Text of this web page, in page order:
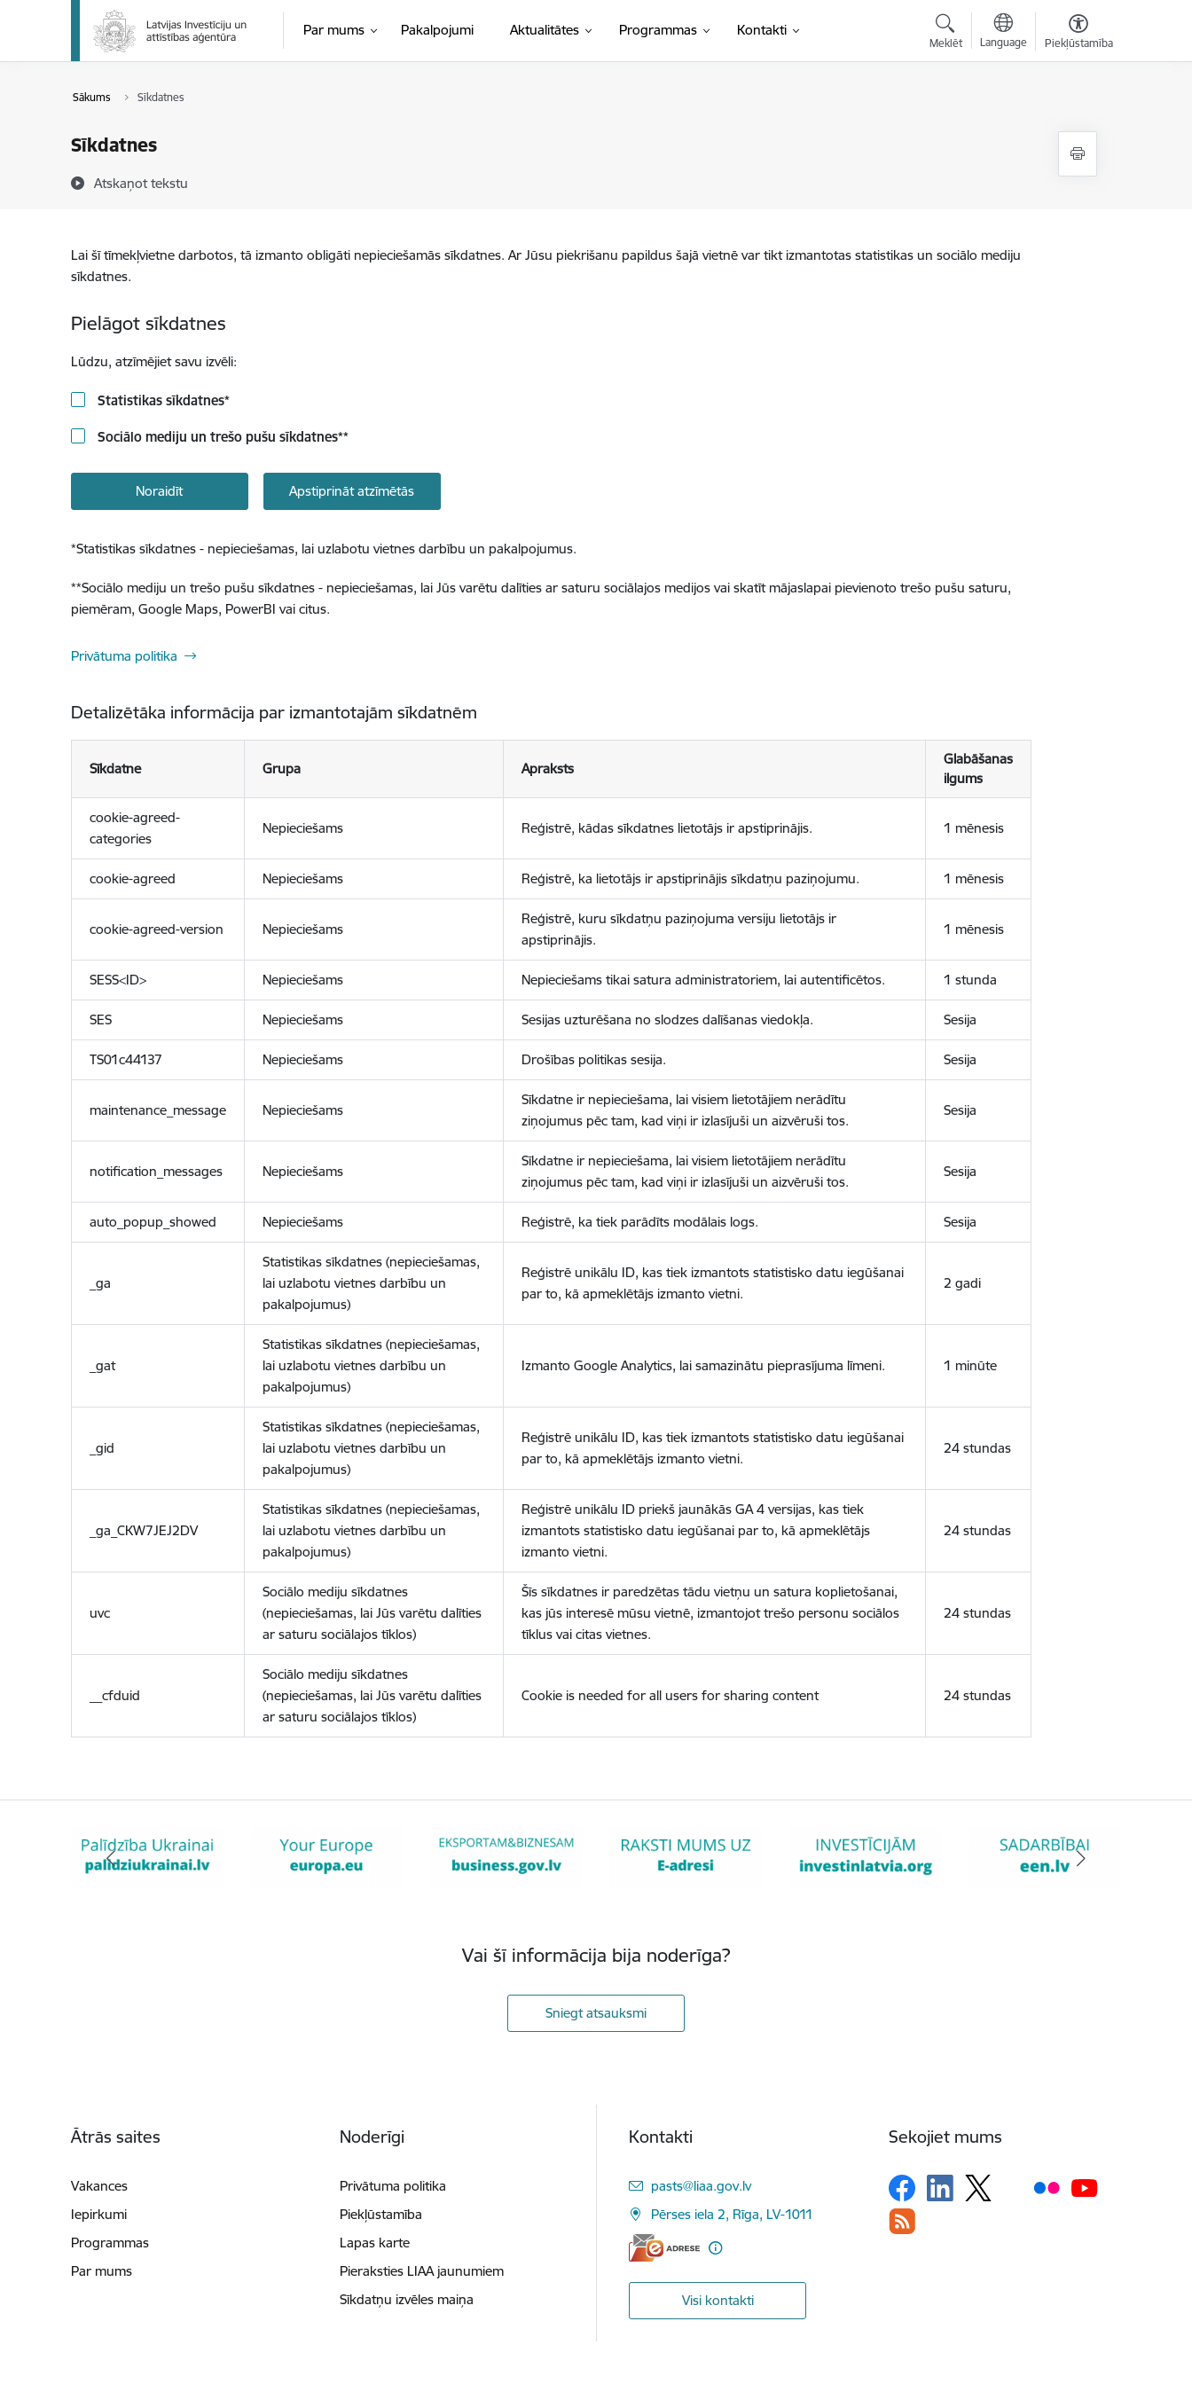
Pāriet uz lapas saturu
Par mums Pakalpojumi Aktualitātes Programmas Kontakti
Meklēt Language Piekļūstamība
Sākums Sīkdatnes
Sīkdatnes
Atskaņot tekstu
Lai šī tīmekļvietne darbotos, tā izmanto obligāti nepieciešamās sīkdatnes. Ar Jūsu piekrišanu papildus šajā vietnē var tikt izmantotas statistikas un sociālo mediju
sīkdatnes.
Pielāgot sīkdatnes
Lūdzu, atzīmējiet savu izvēli:
Statistikas sīkdatnes*
Sociālo mediju un trešo pušu sīkdatnes**
Noraidīt Apstiprināt atzīmētās
*Statistikas sīkdatnes - nepieciešamas, lai uzlabotu vietnes darbību un pakalpojumus.
**Sociālo mediju un trešo pušu sīkdatnes - nepieciešamas, lai Jūs varētu dalīties ar saturu sociālajos medijos vai skatīt mājaslapai pievienoto trešo pušu saturu,
piemēram, Google Maps, PowerBI vai citus.
Privātuma politika
Detalizētāka informācija par izmantotajām sīkdatnēm
Sīkdatne Grupa Apraksts
Glabāšanas
ilgums
cookie-agreed-
categories
Nepieciešams Reģistrē, kādas sīkdatnes lietotājs ir apstiprinājis. 1 mēnesis
cookie-agreed Nepieciešams Reģistrē, ka lietotājs ir apstiprinājis sīkdatņu paziņojumu. 1 mēnesis
cookie-agreed-version Nepieciešams
Reģistrē, kuru sīkdatņu paziņojuma versiju lietotājs ir
apstiprinājis.
1 mēnesis
SESS<ID> Nepieciešams Nepieciešams tikai satura administratoriem, lai autentificētos. 1 stunda
SES Nepieciešams Sesijas uzturēšana no slodzes dalīšanas viedokļa. Sesija
TS01c44137 Nepieciešams Drošības politikas sesija. Sesija
maintenance_message Nepieciešams
Sīkdatne ir nepieciešama, lai visiem lietotājiem nerādītu
ziņojumus pēc tam, kad viņi ir izlasījuši un aizvēruši tos.
Sesija
notification_messages Nepieciešams
Sīkdatne ir nepieciešama, lai visiem lietotājiem nerādītu
ziņojumus pēc tam, kad viņi ir izlasījuši un aizvēruši tos.
Sesija
auto_popup_showed Nepieciešams Reģistrē, ka tiek parādīts modālais logs. Sesija
_ga
Statistikas sīkdatnes (nepieciešamas,
lai uzlabotu vietnes darbību un
pakalpojumus)
Reģistrē unikālu ID, kas tiek izmantots statistisko datu iegūšanai
par to, kā apmeklētājs izmanto vietni.
2 gadi
_gat
Statistikas sīkdatnes (nepieciešamas,
lai uzlabotu vietnes darbību un
pakalpojumus)
Izmanto Google Analytics, lai samazinātu pieprasījuma līmeni. 1 minūte
_gid
Statistikas sīkdatnes (nepieciešamas,
lai uzlabotu vietnes darbību un
pakalpojumus)
Reģistrē unikālu ID, kas tiek izmantots statistisko datu iegūšanai
par to, kā apmeklētājs izmanto vietni.
24 stundas
_ga_CKW7JEJ2DV
Statistikas sīkdatnes (nepieciešamas,
lai uzlabotu vietnes darbību un
pakalpojumus)
Reģistrē unikālu ID priekš jaunākās GA 4 versijas, kas tiek
izmantots statistisko datu iegūšanai par to, kā apmeklētājs
izmanto vietni.
24 stundas
uvc
Sociālo mediju sīkdatnes
(nepieciešamas, lai Jūs varētu dalīties
ar saturu sociālajos tīklos)
Šīs sīkdatnes ir paredzētas tādu vietņu un satura koplietošanai,
kas jūs interesē mūsu vietnē, izmantojot trešo personu sociālos
tīklus vai citas vietnes.
24 stundas
__cfduid
Sociālo mediju sīkdatnes
(nepieciešamas, lai Jūs varētu dalīties
ar saturu sociālajos tīklos)
Cookie is needed for all users for sharing content 24 stundas
Vai šī informācija bija noderīga?
Sniegt atsauksmi
Ātrās saites
Vakances
Iepirkumi
Programmas
Par mums
Noderīgi
Privātuma politika
Piekļūstamība
Lapas karte
Pieraksties LIAA jaunumiem
Sīkdatņu izvēles maiņa
Kontakti
E-pasts:
pasts@liaa.gov.lv
Pērses iela 2, Rīga, LV-1011
Visi kontakti
Sekojiet mums